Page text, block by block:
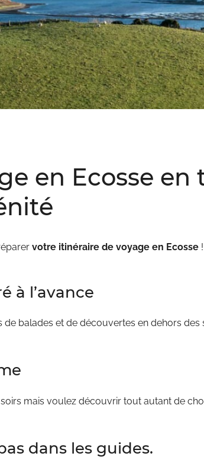
en Ecosse en
votre itinéraire de voyage en Ecosse !
à l’avance
balades et de découvertes en dehors des
mais voulez découvrir tout autant de
dans les guides.